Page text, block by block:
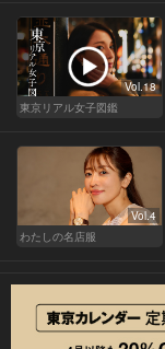
Vol.18
東京リアル女子図鑑
Vol.4
わたしの名店服